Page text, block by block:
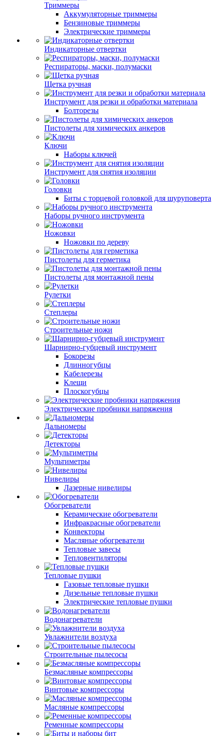
Триммеры
Аккумуляторные триммеры
Бензиновые триммеры
Электрические триммеры
Индикаторные отвертки
Респираторы, маски, полумаски
Щетка ручная
Инструмент для резки и обработки материала
Болторезы
Пистолеты для химических анкеров
Ключи
Наборы ключей
Инструмент для снятия изоляции
Головки
Биты с торцевой головкой для шуруповерта
Наборы ручного инструмента
Ножовки
Ножовки по дереву
Пистолеты для герметика
Пистолеты для монтажной пены
Рулетки
Степлеры
Строительные ножи
Шарнирно-губцевый инструмент
Бокорезы
Длинногубцы
Кабелерезы
Клещи
Плоскогубцы
Электрические пробники напряжения
Дальномеры
Детекторы
Мультиметры
Нивелиры
Лазерные нивелиры
Обогреватели
Керамические обогреватели
Инфракрасные обогреватели
Конвекторы
Масляные обогреватели
Тепловые завесы
Тепловентиляторы
Тепловые пушки
Газовые тепловые пушки
Дизельные тепловые пушки
Электрические тепловые пушки
Водонагреватели
Увлажнители воздуха
Строительные пылесосы
Безмасляные компрессоры
Винтовые компрессоры
Масляные компрессоры
Ременные компрессоры